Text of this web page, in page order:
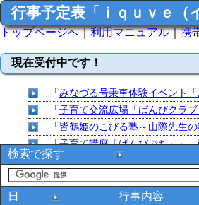
行事予定表「ｉｑｕｖｅ（
トップページへ｜利用マニュアル｜携
現在受付中です！
「みなづる号乗車体験イベント「
「子育て交流広場「ばんびクラブ
「皆鶴姫のこびる塾～山際先生の
「子育て講座「ばんびぷち」」
「 子育て交流広場「ばんびクラブ
「子育て交流広場「ばんびクラブ
「 赤ちゃん子育て講座「ばんびぷ
検索で探す
日 行事内容